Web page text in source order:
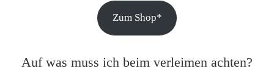
Zum Shop*
Auf was muss ich beim verleimen achten?